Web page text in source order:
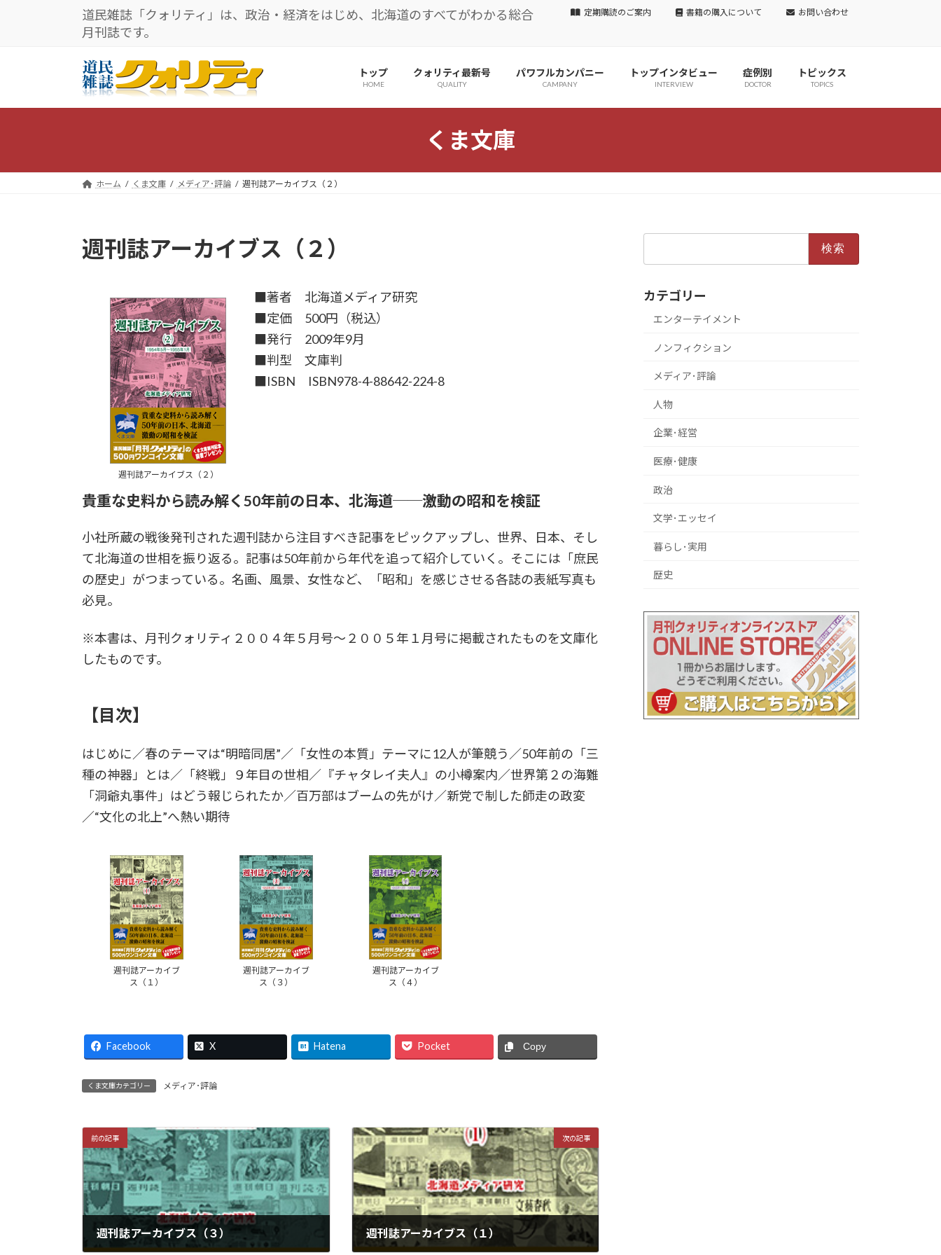
ス
ン
道民雑誌「クォリティ」は、政治・経済をはじめ、北海道のすべてがわかる総合
月刊誌です。
定期購読のご案内 書籍の購入について お問い合わせ
トップ
HOME
クォリティ最新号
QUALITY
パワフルカンパニー
CAMPANY
トップインタビュー
INTERVIEW
症例別
DOCTOR
トピックス
TOPICS
くま文庫
ホーム くま文庫 メディア･評論 週刊誌アーカイブス（２）
週刊誌アーカイブス（２）
週刊誌アーカイブス（２）
■著者 北海道メディア研究
■定価 500円（税込）
■発行 2009年9月
■判型 文庫判
■ISBN ISBN978-4-88642-224-8
貴重な史料から読み解く50年前の日本、北海道──激動の昭和を検証
小社所蔵の戦後発刊された週刊誌から注目すべき記事をピックアップし、世界、日本、そし
て北海道の世相を振り返る。記事は50年前から年代を追って紹介していく。そこには「庶民
の歴史」がつまっている。名画、風景、女性など、「昭和」を感じさせる各誌の表紙写真も
必見。
※本書は、月刊クォリティ２００４年５月号～２００５年１月号に掲載されたものを文庫化
したものです。
【目次】
はじめに／春のテーマは“明暗同居”／「女性の本質」テーマに12人が筆競う／50年前の「三
種の神器」とは／「終戦」９年目の世相／『チャタレイ夫人』の小樽案内／世界第２の海難
「洞爺丸事件」はどう報じられたか／百万部はブームの先がけ／新党で制した師走の政変
／“文化の北上”へ熱い期待
週刊誌アーカイブ
ス（１）
週刊誌アーカイブ
ス（３）
週刊誌アーカイブ
ス（４）
Facebook X Hatena Pocket Copy
くま文庫カテゴリー メディア･評論
前の記事
週刊誌アーカイブス（３）
次の記事
週刊誌アーカイブス（１）
カテゴリー
エンターテイメント
ノンフィクション
メディア･評論
人物
企業･経営
医療･健康
政治
文学･エッセイ
暮らし･実用
歴史